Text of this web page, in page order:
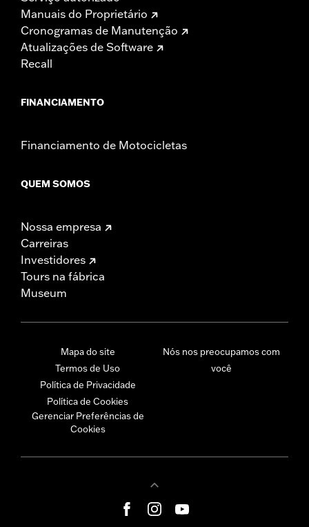
Manuais do Proprietário
Cronogramas de Manutenção
Atualizações de Software
Recall
FINANCIAMENTO
Financiamento de Motocicletas
QUEM SOMOS
Nossa empresa
Carreiras
Investidores
Tours na fábrica
Museum
Mapa do site
Termos de Uso
Política de Privacidade
Política de Cookies
Gerenciar Preferências de
Cookies
Nós nos preocupamos com
você